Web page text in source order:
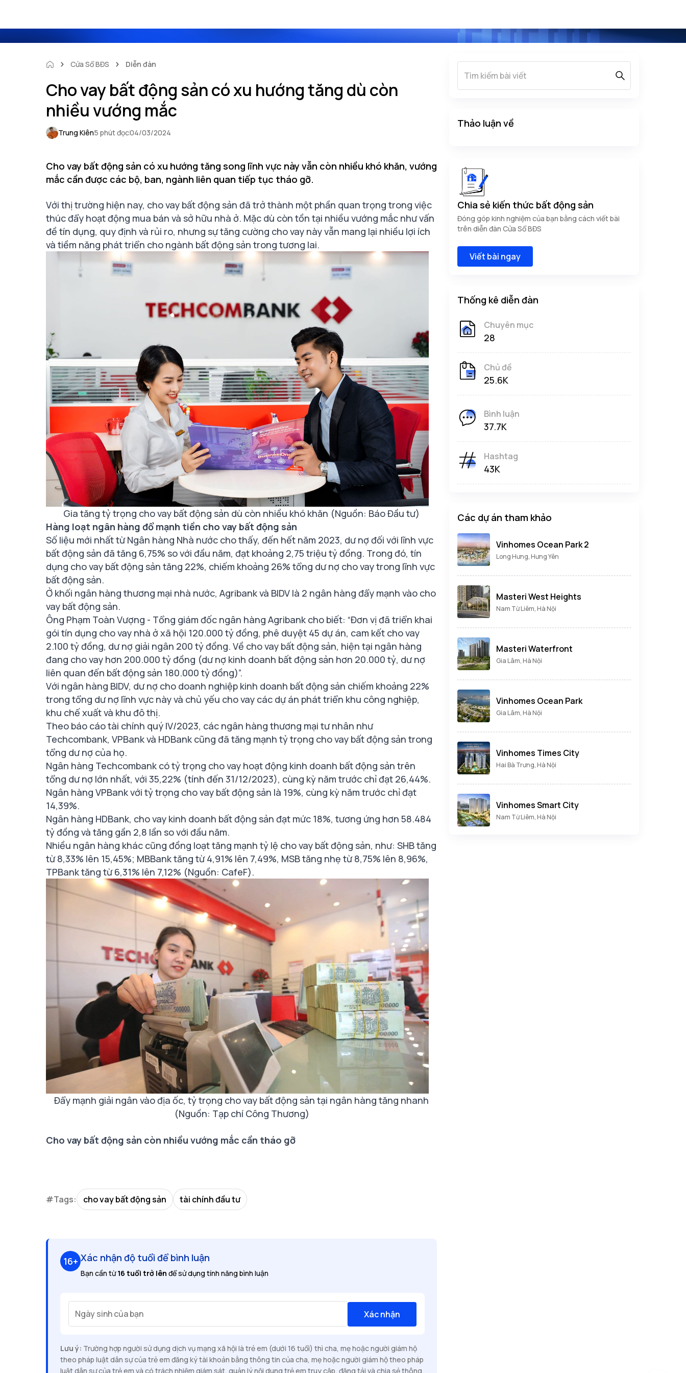
Cửa Sổ BĐS Diễn đàn
Cho vay bất động sản có xu hướng tăng dù còn
nhiều vướng mắc
Trung Kiên5 phút đọc04/03/2024
Cho vay bất động sản có xu hướng tăng song lĩnh vực này vẫn còn nhiều khó khăn, vướng
mắc cần được các bộ, ban, ngành liên quan tiếp tục tháo gỡ.
Với thị trường hiện nay, cho vay bất động sản đã trở thành một phần quan trọng trong việc
thúc đẩy hoạt động mua bán và sở hữu nhà ở. Mặc dù còn tồn tại nhiều vướng mắc như vấn
đề tín dụng, quy định và rủi ro, nhưng sự tăng cường cho vay này vẫn mang lại nhiều lợi ích
và tiềm năng phát triển cho ngành bất động sản trong tương lai.
Gia tăng tỷ trọng cho vay bất động sản dù còn nhiều khó khăn (Nguồn: Báo Đầu tư)
Hàng loạt ngân hàng đổ mạnh tiền cho vay bất động sản
Số liệu mới nhất từ Ngân hàng Nhà nước cho thấy, đến hết năm 2023, dư nợ đối với lĩnh vực
bất động sản đã tăng 6,75% so với đầu năm, đạt khoảng 2,75 triệu tỷ đồng. Trong đó, tín
dụng cho vay bất động sản tăng 22%, chiếm khoảng 26% tổng dư nợ cho vay trong lĩnh vực
bất động sản.
Ở khối ngân hàng thương mại nhà nước, Agribank và BIDV là 2 ngân hàng đẩy mạnh vào cho
vay bất động sản.
Ông Phạm Toàn Vượng - Tổng giám đốc ngân hàng Agribank cho biết: “Đơn vị đã triển khai
gói tín dụng cho vay nhà ở xã hội 120.000 tỷ đồng, phê duyệt 45 dự án, cam kết cho vay
2.100 tỷ đồng, dư nợ giải ngân 200 tỷ đồng. Về cho vay bất động sản, hiện tại ngân hàng
đang cho vay hơn 200.000 tỷ đồng (dư nợ kinh doanh bất động sản hơn 20.000 tỷ, dư nợ
liên quan đến bất động sản 180.000 tỷ đồng)”.
Với ngân hàng BIDV, dư nợ cho doanh nghiệp kinh doanh bất động sản chiếm khoảng 22%
trong tổng dư nợ lĩnh vực này và chủ yếu cho vay các dự án phát triển khu công nghiệp,
khu chế xuất và khu đô thị.
Theo báo cáo tài chính quý IV/2023, các ngân hàng thương mại tư nhân như
Techcombank, VPBank và HDBank cũng đã tăng mạnh tỷ trọng cho vay bất động sản trong
tổng dư nợ của họ.
Ngân hàng Techcombank có tỷ trọng cho vay hoạt động kinh doanh bất động sản trên
tổng dư nợ lớn nhất, với 35,22% (tính đến 31/12/2023), cùng kỳ năm trước chỉ đạt 26,44%.
Ngân hàng VPBank với tỷ trọng cho vay bất động sản là 19%, cùng kỳ năm trước chỉ đạt
14,39%.
Ngân hàng HDBank, cho vay kinh doanh bất động sản đạt mức 18%, tương ứng hơn 58.484
tỷ đồng và tăng gần 2,8 lần so với đầu năm.
Nhiều ngân hàng khác cũng đồng loạt tăng mạnh tỷ lệ cho vay bất động sản, như: SHB tăng
từ 8,33% lên 15,45%; MBBank tăng từ 4,91% lên 7,49%, MSB tăng nhẹ từ 8,75% lên 8,96%,
TPBank tăng từ 6,31% lên 7,12% (Nguồn: CafeF).
Đẩy mạnh giải ngân vào địa ốc, tỷ trọng cho vay bất động sản tại ngân hàng tăng nhanh
(Nguồn: Tạp chí Công Thương)
Cho vay bất động sản còn nhiều vướng mắc cần tháo gỡ
#Tags: cho vay bất động sản tài chính đầu tư
16+ Xác nhận độ tuổi để bình luận
Bạn cần từ16 tuổi trở lên để sử dụng tính năng bình luận
Ngày sinh của bạn Xác nhận
Lưu ý: Trường hợp người sử dụng dịch vụ mạng xã hội là trẻ em (dưới 16 tuổi) thì cha, mẹ hoặc người giám hộ
theo pháp luật dân sự của trẻ em đăng ký tài khoản bằng thông tin của cha, mẹ hoặc người giám hộ theo pháp
luật dân sự của trẻ em và có trách nhiệm giám sát, quản lý nội dung trẻ em truy cập, đăng tải và chia sẻ thông
Thảo luận về
Chia sẻ kiến thức bất động sản
Đóng góp kinh nghiệm của bạn bằng cách viết bài
trên diễn đàn Cửa Sổ BĐS
Viết bài ngay
Thống kê diễn đàn
Chuyên mục
28
Chủ đề
25.6K
Bình luận
37.7K
Hashtag
43K
Các dự án tham khảo
Vinhomes Ocean Park 2
Long Hưng, Hưng Yên
Masteri West Heights
Nam Từ Liêm, Hà Nội
Masteri Waterfront
Gia Lâm, Hà Nội
Vinhomes Ocean Park
Gia Lâm, Hà Nội
Vinhomes Times City
Hai Bà Trưng, Hà Nội
Vinhomes Smart City
Nam Từ Liêm, Hà Nội